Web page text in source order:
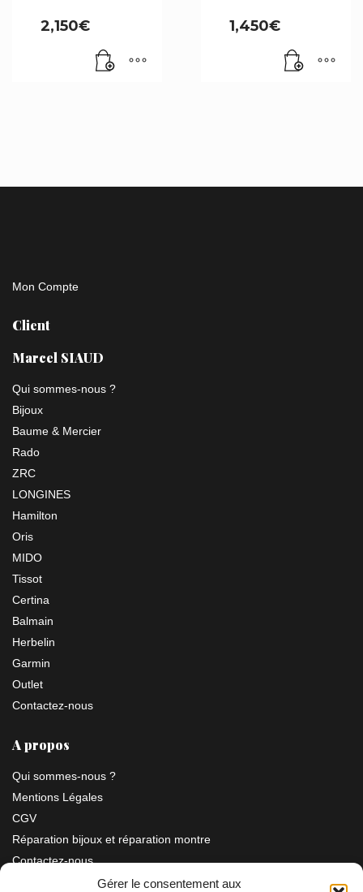
Gérer le consentement aux
2,150€ 1,450€
Mon Compte
Client
Marcel SIAUD
Qui sommes-nous ?
Bijoux
Baume & Mercier
Rado
ZRC
LONGINES
Hamilton
Oris
MIDO
Tissot
Certina
Balmain
Herbelin
Garmin
Outlet
Contactez-nous
A propos
Qui sommes-nous ?
Mentions Légales
CGV
Réparation bijoux et réparation montre
Contactez-nous